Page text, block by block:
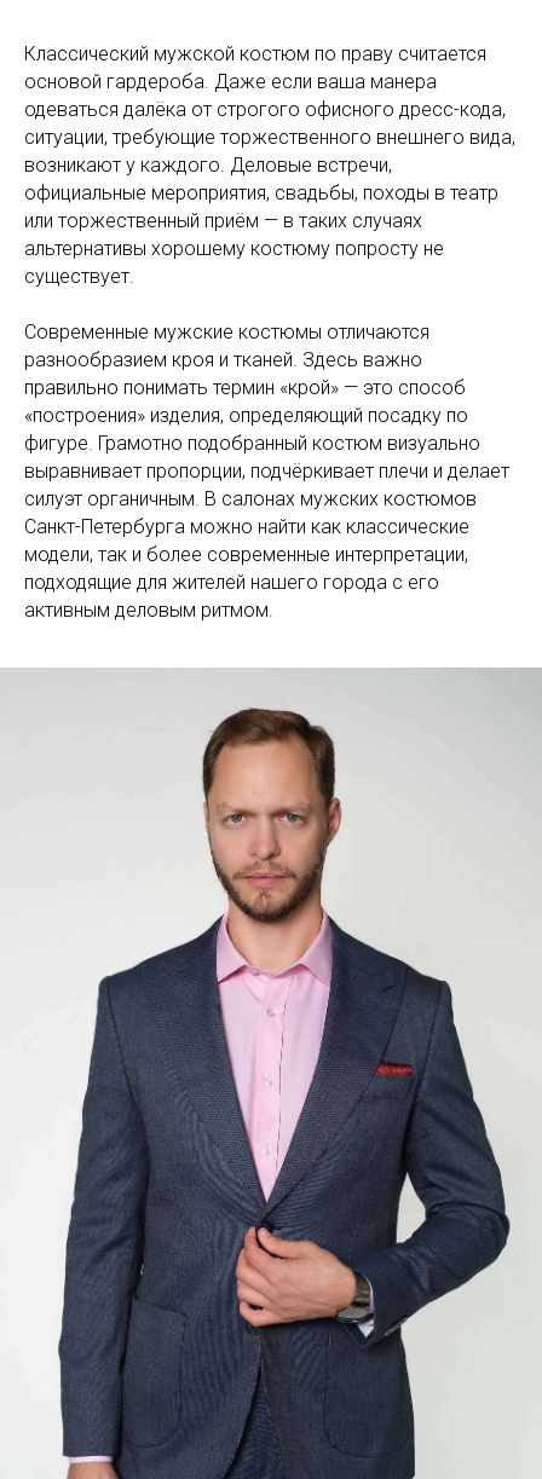
Классический мужской костюм по праву считается
основой гардероба. Даже если ваша манера
одеваться далёка от строгого офисного дресс-кода,
ситуации, требующие торжественного внешнего вида,
возникают у каждого. Деловые встречи,
официальные мероприятия, свадьбы, походы в театр
или торжественный приём — в таких случаях
альтернативы хорошему костюму попросту не
существует.
Современные мужские костюмы отличаются
разнообразием кроя и тканей. Здесь важно
правильно понимать термин «крой» — это способ
«построения» изделия, определяющий посадку по
фигуре. Грамотно подобранный костюм визуально
выравнивает пропорции, подчёркивает плечи и делает
силуэт органичным. В салонах мужских костюмов
Санкт-Петербурга можно найти как классические
модели, так и более современные интерпретации,
подходящие для жителей нашего города с его
активным деловым ритмом.